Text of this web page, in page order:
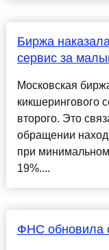
Биржа
сервис за
Московская
кикшерингового
второго. Это
обращении
при
19%....
ФНС обновила